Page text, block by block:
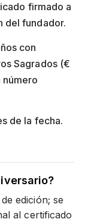
firmado a
del fundador.
con
Sagrados (€
de la fecha.
edición; se
al certificado